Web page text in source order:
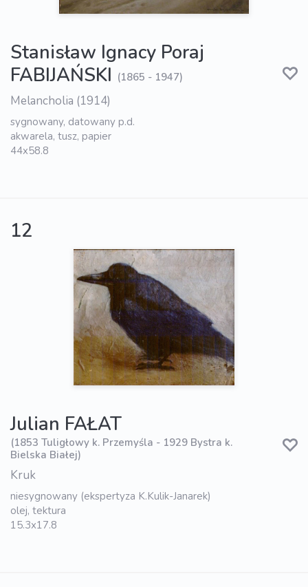
Stanisław Ignacy Poraj
FABIJAŃSKI (1865 - 1947)
Melancholia (1914)
sygnowany, datowany p.d.
akwarela, tusz, papier
44x58.8
12
Julian FAŁAT
(1853 Tuligłowy k. Przemyśla - 1929 Bystra k.
Bielska Białej)
Kruk
niesygnowany (ekspertyza K.Kulik-Janarek)
olej, tektura
15.3x17.8